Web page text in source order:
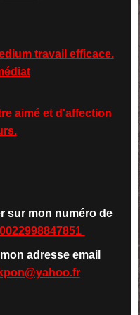
travail efficace.
aimé et d'affection
sur mon numéro de
0022998847851
adresse email